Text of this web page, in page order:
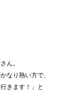
ん。
なり熱い方で、
きます！」と